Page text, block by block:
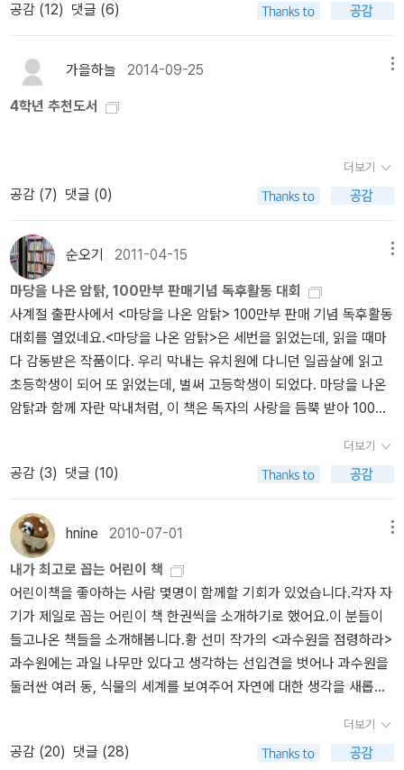
기념이라는데도 책도 아직 조회해보지 못했고, 구입도 하지 못한 상
태다. 하지만 서재와 카스를 통해 프레이야님의 글을 읽어 온 나는 얼
마나 우아할지, 얼마나 세련되고 섬세할지 예상은 한다. 그 자리에 새
로운 알라디너 쑥님이 계셨고, 쑥님은 봄향기가 그윽한 분이셨다. 쑥
님의 제안으로 '앵두를 찾아라'를 돌아가며 낭독했다. 고운 프레이야
긴 했지만 내 마음에도 좋았던 부분이었다. 여섯이 돌아가며 '앵두를
다. 샴페인 잔을 들어 건배를 하고 케잌을 나누어 먹으며 프레이야님
제는 누구나 공감할수밖에 없지 않는가. 글을 쓴다는 것은 자신의 모
든 것을 보여주는 행위이다. 알몸으로 거리를 누비는 일과도 같은 것
이라는 생각을 한다. 화면에서 만나던 글을 지면으로 만난다는 것은
또 어떤 기쁨을 줄 것인지 기대된다. 시간은 쏜살같이 빠르게 지나갔
다. 이후 약속이 있던 세실님이 먼저 일어나셨고 다음에 프레이야님
과 다크아이즈님이 일어나셨다. 쑥님은 더 남아 있겠다고 해서 어찌
나 반가웠던지, 순오기님과 나도 남아 이야기를 더 나누기로 하였다.
야나문은 쉽사리 일어나기 쉬운 곳이 아니다. 야나님의 감각적인 인
테리어는 야나문에 오래 머물고 싶게 만들었다. 아이들의 공간까지
마련되어 있고 혼자서도 즐기기 편리하게 설계되어 있어서 그곳은 정
다. (이럴땐 정말 서울 살고 싶다는 생각) 조금 늦었지만 단발머리님
이 6학년 딸아이와 함께 왔다. 두 모녀의 미모는 정말 빛이 났다. 우월
한 유전자의 소유자들......단발머리님을 쏙 닮은 딸아이, 지금도 눈에
훤하다. 아름다운 사람을 만나면 눈도 마음도 정화가 되는 느낌이다.
순오기님의 이야기, 쑥님의 이야기, 단발머리님의 이야기, 야나님의
이야기, 내가 잘 모르는 이야기도 있었고 그래도 즐겁고 유쾌한 이야
기들이었다. 오후 3시반에 도착한 나는 밤 10시가 넘어서야 겨우 일
어섰다. 그 시간에 일어서는 일이 왜 그리 아쉬웠는지 모른다. 알라딘
모임이라던 내게 남편은 책도 잘 안 읽고 글도 잘 안 쓰는 나는 자격미
달이라며 놀려댔는데 예전 어느 글엔가 알라딘은 내게 친정이라고 썼
던만큼 알라딘은 여전히 내게 친정같은 곳이다. 오랫동안 자리를 비
못한 책~
공감 (12) 댓글 (6)
가을하늘 2014-09-25
4학년 추천도서
더보기
공감 (7) 댓글 (0)
순오기 2011-04-15
마당을 나온 암탉, 100만부 판매기념 독후활동 대회
사계절 출판사에서 <마당을 나온 암탉> 100만부 판매 기념 독후활동
대회를 열었네요.<마당을 나온 암탉>은 세번을 읽었는데, 읽을 때마
다 감동받은 작품이다. 우리 막내는 유치원에 다니던 일곱살에 읽고
초등학생이 되어 또 읽었는데, 벌써 고등학생이 되었다. 마당을 나온
암탉과 함께 자란 막내처럼, 이 책은 독자의 사랑을 듬뿍 받아 100만
황선미 작가 최고의 책으로 생각한다. 황선미 작가의 책을 제법 읽었
는데 <마당을 나온 암탉>은 당근 최고였고, <푸른개 장발>과 <감추
고 싶은 비밀>이나 <과수원을 점령하라>도 좋았다, 신간 <바람이 사
는 꺽다리 집>은 아직 못 읽었는데, 이참에 장바구니에 담아야지.^^
내가 읽은 황선미 작가의 책을 모두 담아 보면...아직 못 읽은 책도 많
다~>> 접힌 부분 펼치기 >> << 펼친 부분 접기 <<사계절출판사에서
업어 왔습니다~~ ^^2000년에 출간된 동화작가 황선미의『마당을 나
온 암탉』이 여러분의 성원에 힘입어 100만부 돌파를 앞두고 있습니
다. 이를 축하하기 위해『마당을 나온 암탉』독후활동 대회를 개최합니
다. 우리시대최고의동화,『 마당을나온암탉』과 관련한 다양한 독후활
동으로 여러분의 사랑을 표현해 주세요.응모 자격 : 어린이(초등학
문(편지, 일기, 인터뷰, 감상문, 시, 시나리오, 대본, 독서신문 만들기
더보기
공감 (3) 댓글 (10)
hnine 2010-07-01
내가 최고로 꼽는 어린이 책
어린이책을 좋아하는 사람 몇명이 함께할 기회가 있었습니다.각자 자
기가 제일로 꼽는 어린이 책 한권씩을 소개하기로 했어요.이 분들이
들고나온 책들을 소개해봅니다.황 선미 작가의 <과수원을 점령하라>
과수원에는 과일 나무만 있다고 생각하는 선입견을 벗어나 과수원을
둘러싼 여러 동, 식물의 세계를 보여주어 자연에 대한 생각을 새롭게
린 방식을 보세요.필리파 피어스의 <학교에 간 사자> 입니다.필리파
피어스는 <한 밤중 톰의 정원에서>로도 유명한 영국의 대표적인 아
더보기
공감 (20) 댓글 (28)